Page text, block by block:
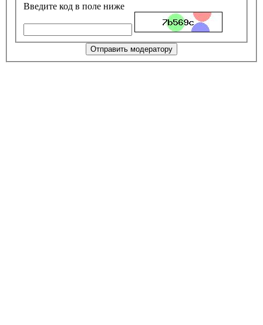
Введите код в поле ниже
Отправить модератору